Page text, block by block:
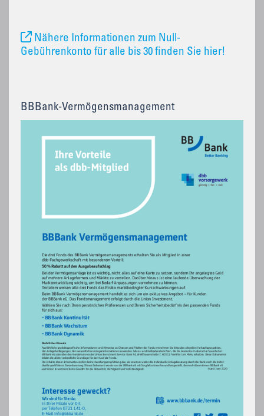
Nähere Informationen zum Null-
Gebührenkonto für alle bis 30 finden Sie hier!
BBBank-Vermögensmanagement